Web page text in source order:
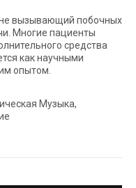
не вызывающий побочных
Многие пациенты
средства
как научными
опытом.
Музыка,